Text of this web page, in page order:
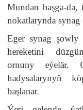
Mundan başga-
nokatlarynda
Eger synag şowly
hereketini
ornuny eýelär.
hadysalarynyň
başlanar.